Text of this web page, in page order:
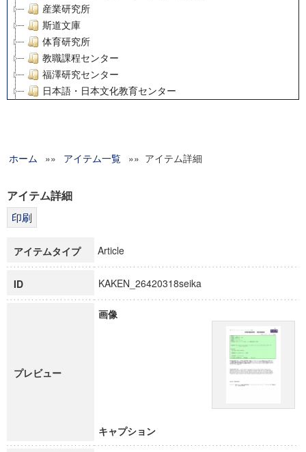
産業研究所
斯道文庫
体育研究所
教職課程センター
福澤研究センター
日本語・日本文化教育センター
グローバルリサーチインスティテュート
科学研究費補助金研究成果報告書
博士課程教育リーディングプログラム「超成熟社会発展のサ
ホーム »» アイテム一覧 »» アイテム詳細
アイテム詳細
アイテムタイプ Article
ID KAKEN_26420318seika
プレビュー
画像
キャプション